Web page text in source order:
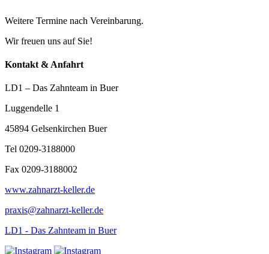
Weitere Termine nach Vereinbarung.
Wir freuen uns auf Sie!
Kontakt & Anfahrt
LD1 – Das Zahnteam in Buer
Luggendelle 1
45894 Gelsenkirchen Buer
Tel 0209-3188000
Fax 0209-3188002
www.zahnarzt-keller.de
praxis@zahnarzt-keller.de
LD1 - Das Zahnteam in Buer